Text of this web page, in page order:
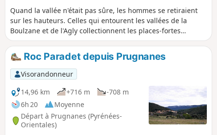
Quand la vallée n'était pas sûre, les hommes se retiraient
sur les hauteurs. Celles qui entourent les vallées de la
Boulzane et de l'Agly collectionnent les places-fortes
prestigieuses (Puylaurens, Fenouillet, Quéribus...). Et les
moyens d'y accéder n'étaient pas des plus faciles, à l'image
des Gorges de Saint-Jaume.
Roc Paradet depuis Prugnanes
Visorandonneur
14,96 km
+716 m
-708 m
6h 20
Moyenne
Départ à Prugnanes (Pyrénées-
Orientales)